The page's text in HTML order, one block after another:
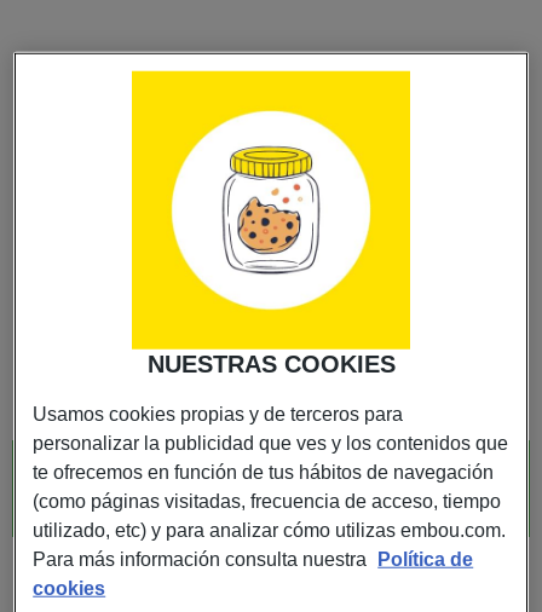
GRACIAS POR CONTACTAR CON
NOSOTROS
EL FORMULARIO DE CONTACTO SE HA ENVIADO
CORRECTAMENTE
___VOLVER A LA PÁGINA
PRINCIPAL
NUESTRAS COOKIES
Usamos cookies propias y de terceros para
personalizar la publicidad que ves y los contenidos que
te ofrecemos en función de tus hábitos de navegación
(como páginas visitadas, frecuencia de acceso, tiempo
utilizado, etc) y para analizar cómo utilizas embou.com.
Para más información consulta nuestra
Política de
cookies